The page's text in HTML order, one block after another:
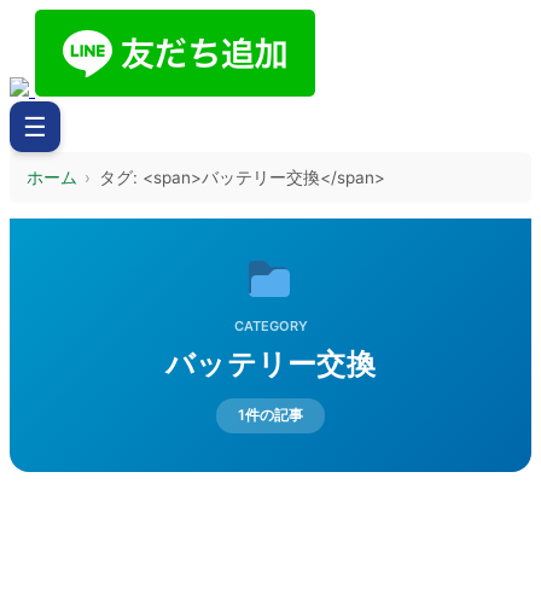
☰
ホーム › タグ: <span>バッテリー交換</span>
CATEGORY
バッテリー交換
1件の記事